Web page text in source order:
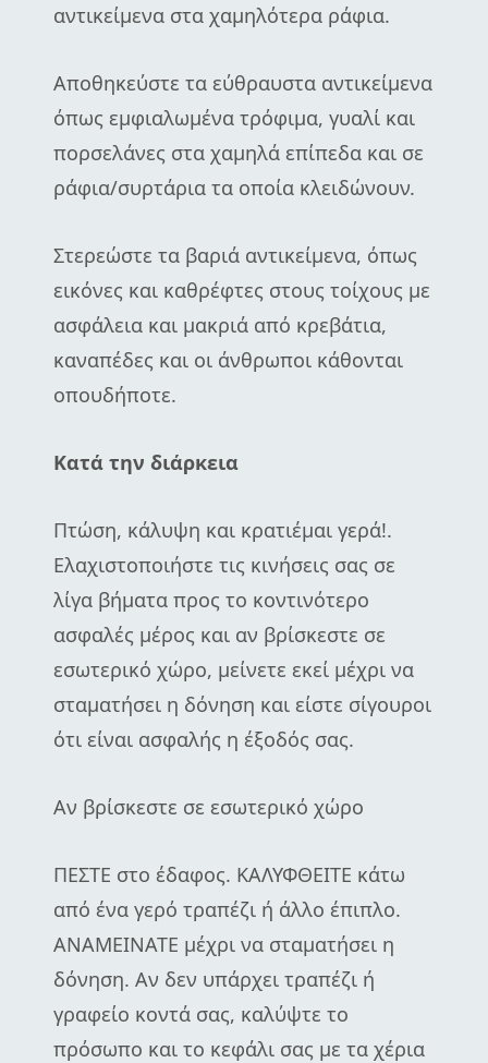
αντικείμενα στα χαμηλότερα ράφια.
Αποθηκεύστε τα εύθραυστα αντικείμενα
όπως εμφιαλωμένα τρόφιμα, γυαλί και
πορσελάνες στα χαμηλά επίπεδα και σε
ράφια/συρτάρια τα οποία κλειδώνουν.
Στερεώστε τα βαριά αντικείμενα, όπως
εικόνες και καθρέφτες στους τοίχους με
ασφάλεια και μακριά από κρεβάτια,
καναπέδες και οι άνθρωποι κάθονται
οπουδήποτε.
Κατά την διάρκεια
Πτώση, κάλυψη και κρατιέμαι γερά!.
Ελαχιστοποιήστε τις κινήσεις σας σε
λίγα βήματα προς το κοντινότερο
ασφαλές μέρος και αν βρίσκεστε σε
εσωτερικό χώρο, μείνετε εκεί μέχρι να
σταματήσει η δόνηση και είστε σίγουροι
ότι είναι ασφαλής η έξοδός σας.
Αν βρίσκεστε σε εσωτερικό χώρο
ΠΕΣΤΕ στο έδαφος. ΚΑΛΥΦΘΕΙΤΕ κάτω
από ένα γερό τραπέζι ή άλλο έπιπλο.
ΑΝΑΜΕΙΝΑΤΕ μέχρι να σταματήσει η
δόνηση. Αν δεν υπάρχει τραπέζι ή
γραφείο κοντά σας, καλύψτε το
πρόσωπο και το κεφάλι σας με τα χέρια